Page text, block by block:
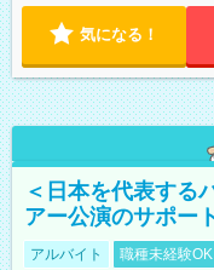
気になる！
＜日本を代表する
アー公演のサポー
アルバイト 職種未経験OK